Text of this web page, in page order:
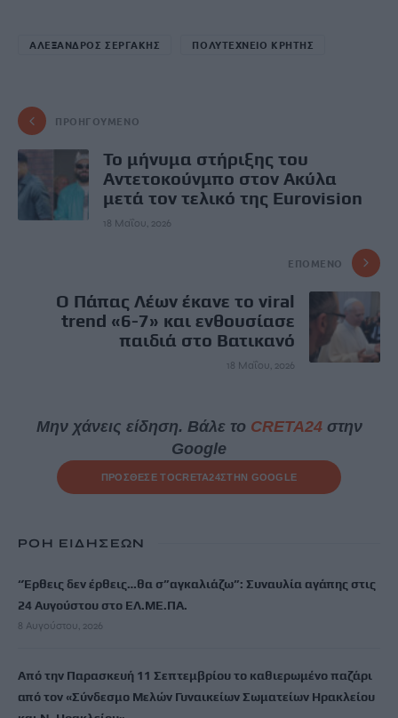
ΑΛΕΞΑΝΔΡΟΣ ΣΕΡΓΑΚΗΣ ΠΟΛΥΤΕΧΝΕΙΟ ΚΡΗΤΗΣ
ΠΡΟΗΓΟΎΜΕΝΟ
Το μήνυμα στήριξης του
Αντετοκούνμπο στον Ακύλα
μετά τον τελικό της Eurovision
18 Μαΐου, 2026
ΕΠΌΜΕΝΟ
Ο Πάπας Λέων έκανε το viral
trend «6-7» και ενθουσίασε
παιδιά στο Βατικανό
18 Μαΐου, 2026
Μην χάνεις είδηση. Βάλε το CRETA24στην
Google
ΠΡΟΣΘΕΣΕ ΤΟCRETA24ΣΤΗΝ GOOGLE
ΡΟΗ ΕΙΔΗΣΕΩΝ
“Έρθεις δεν έρθεις…θα σ”αγκαλιάζω”: Συναυλία αγάπης στις
24 Αυγούστου στο ΕΛ.ΜΕ.ΠΑ.
8 Αυγούστου, 2026
Από την Παρασκευή 11 Σεπτεμβρίου το καθιερωμένο παζάρι
από τον «Σύνδεσμο Μελών Γυναικείων Σωματείων Ηρακλείου